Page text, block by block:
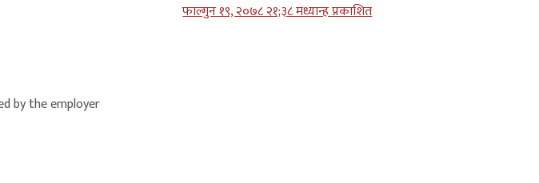
by the employer
फाल्गुन १९, २०७८ २१;३८ मध्यान्ह प्रकाशित